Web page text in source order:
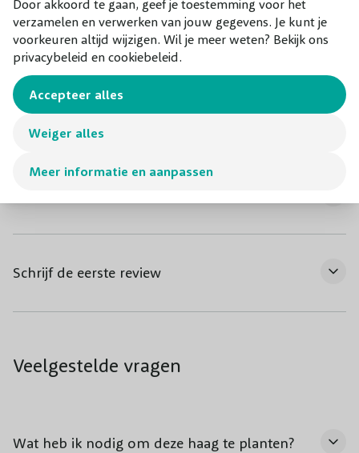
Door akkoord te gaan, geef je toestemming voor het
verzamelen en verwerken van jouw gegevens. Je kunt je
voorkeuren altijd wijzigen. Wil je meer weten? Bekijk ons
privacybeleid en cookiebeleid.
Meer informatie en aanpassen
Weiger alles
Accepteer alles
Onderhoud
Water geven
Schrijf de eerste review
Veelgestelde vragen
Wat heb ik nodig om deze haag te planten?